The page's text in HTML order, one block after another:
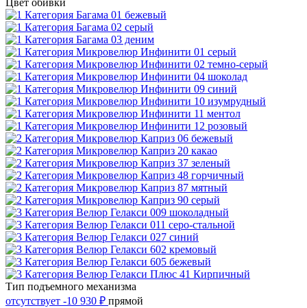
Тип подъемного механизма
отсутствует -10 930 ₽ прямой